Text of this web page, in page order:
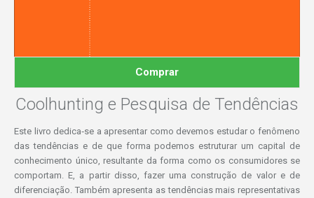
Comprar
Coolhunting e Pesquisa de Tendências
Este livro dedica‑se a apresentar como devemos estudar o fenômeno
das tendências e de que forma podemos estruturar um capital de
conhecimento único, resultante da forma como os consumidores se
comportam. E, a partir disso, fazer uma construção de valor e de
diferenciação. Também apresenta as tendências mais representativas